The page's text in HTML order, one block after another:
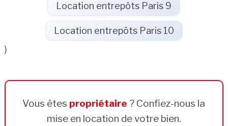
Location entrepôts Paris 9
Location entrepôts Paris 10
)
Vous êtes propriétaire ? Confiez-nous la
mise en location de votre bien.